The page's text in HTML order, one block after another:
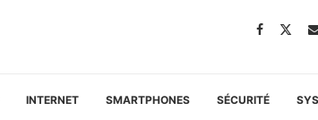
INTERNET SMARTPHONES SÉCURITÉ